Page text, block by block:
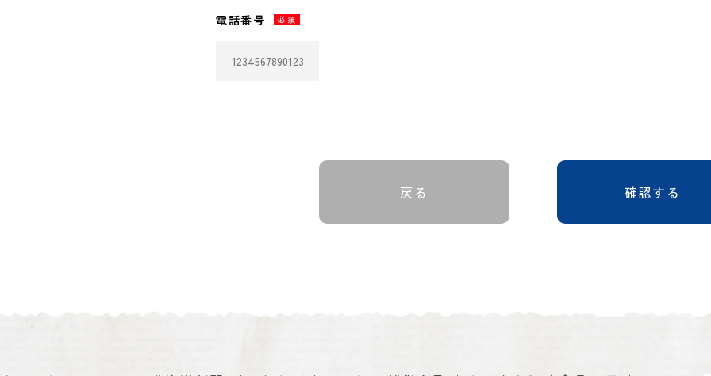
電話番号 必須
戻る 確認する